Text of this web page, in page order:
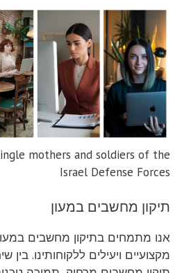
mothers and soldiers of the
Israel Defense Forces
תיקון מחשבים במעון
אנו מתמחים בתיקון מחשבים
מקצועיים ויעילים ללקוחותינו. בין